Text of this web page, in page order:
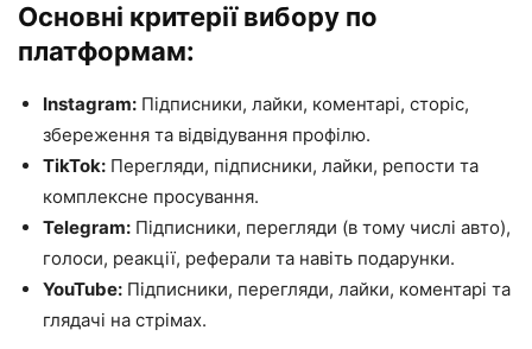
Основні критерії вибору по
платформам:
Instagram: Підписники, лайки, коментарі, сторіс,
збереження та відвідування профілю.
TikTok: Перегляди, підписники, лайки, репости та
комплексне просування.
Telegram: Підписники, перегляди (в тому числі авто),
голоси, реакції, реферали та навіть подарунки.
YouTube: Підписники, перегляди, лайки, коментарі та
глядачі на стрімах.